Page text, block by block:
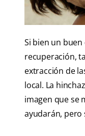
Si bien un
recuperación,
extracción de
local. La
imagen que se
ayudarán, pero